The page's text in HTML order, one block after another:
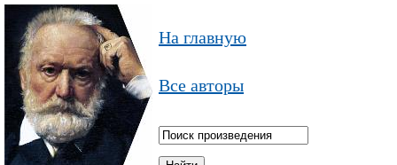
На главную
Все авторы